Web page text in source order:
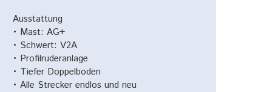
Ausstattung
• Mast: AG+
• Schwert: V2A
• Profilruderanlage
• Tiefer Doppelboden
• Alle Strecker endlos und neu